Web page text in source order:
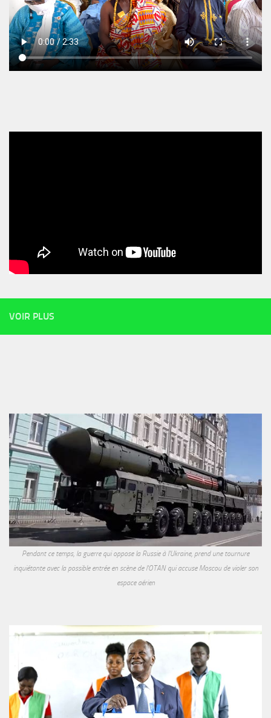
VOIR PLUS
Pendant ce temps, la guerre qui oppose la Russie à l'Ukraine, prend une tournure
inquiétante avec la possible entrée en scène de l'OTAN qui accuse Moscou de violer son
espace aérien